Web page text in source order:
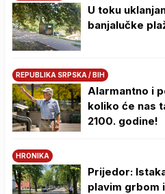
U toku
banjalučke
REPUBLIKA SRPSKA / BIH
Alarmantno i
koliko će nas
2100. godine!
HRONIKA
Prijedor:
plavim grbom